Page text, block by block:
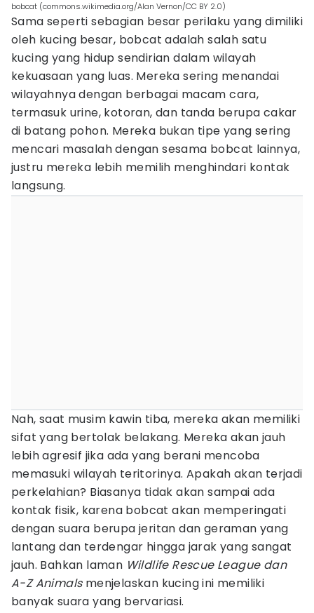
bobcat (commons.wikimedia.org/Alan Vernon/CC BY 2.0)
Sama seperti sebagian besar perilaku yang dimiliki
oleh kucing besar, bobcat adalah salah satu
kucing yang hidup sendirian dalam wilayah
kekuasaan yang luas. Mereka sering menandai
wilayahnya dengan berbagai macam cara,
termasuk urine, kotoran, dan tanda berupa cakar
di batang pohon. Mereka bukan tipe yang sering
mencari masalah dengan sesama bobcat lainnya,
justru mereka lebih memilih menghindari kontak
langsung.
Nah, saat musim kawin tiba, mereka akan memiliki
sifat yang bertolak belakang. Mereka akan jauh
lebih agresif jika ada yang berani mencoba
memasuki wilayah teritorinya. Apakah akan terjadi
perkelahian? Biasanya tidak akan sampai ada
kontak fisik, karena bobcat akan memperingati
dengan suara berupa jeritan dan geraman yang
lantang dan terdengar hingga jarak yang sangat
jauh. Bahkan laman Wildlife Rescue League dan
A-Z Animals menjelaskan kucing ini memiliki
banyak suara yang bervariasi.